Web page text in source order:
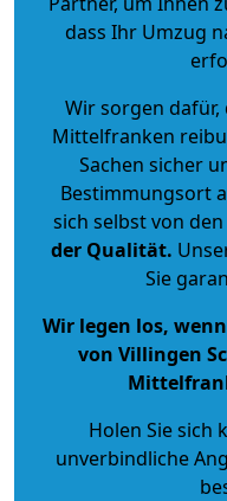
dass Ihr Umzug
Wir sorgen dafür,
Mittelfranken
Sachen sicher
Bestimmungsort
sich selbst von den
der Qualität.
Sie
Wir legen los,
von Villingen
Holen Sie sich
unverbindliche